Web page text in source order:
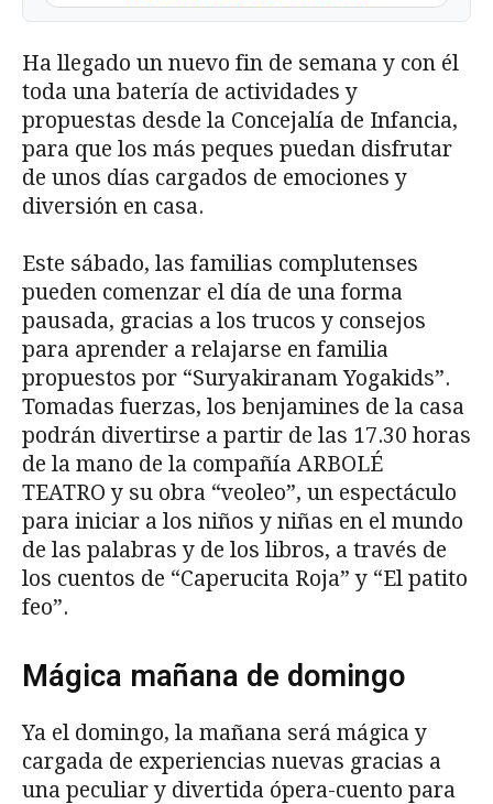
Ha llegado un nuevo fin de semana y con él
toda una batería de actividades y
propuestas desde la Concejalía de Infancia,
para que los más peques puedan disfrutar
de unos días cargados de emociones y
diversión en casa.
Este sábado, las familias complutenses
pueden comenzar el día de una forma
pausada, gracias a los trucos y consejos
para aprender a relajarse en familia
propuestos por “Suryakiranam Yogakids”.
Tomadas fuerzas, los benjamines de la casa
podrán divertirse a partir de las 17.30 horas
de la mano de la compañía ARBOLÉ
TEATRO y su obra “veoleo”, un espectáculo
para iniciar a los niños y niñas en el mundo
de las palabras y de los libros, a través de
los cuentos de “Caperucita Roja” y “El patito
feo”.
Mágica mañana de domingo
Ya el domingo, la mañana será mágica y
cargada de experiencias nuevas gracias a
una peculiar y divertida ópera-cuento para